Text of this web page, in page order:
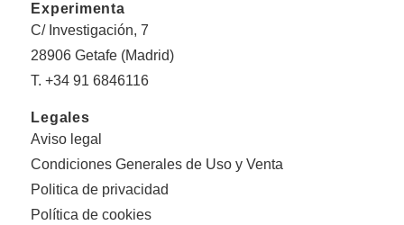
Experimenta
C/ Investigación, 7
28906 Getafe (Madrid)
T. +34 91 6846116
Legales
Aviso legal
Condiciones Generales de Uso y Venta
Politica de privacidad
Política de cookies